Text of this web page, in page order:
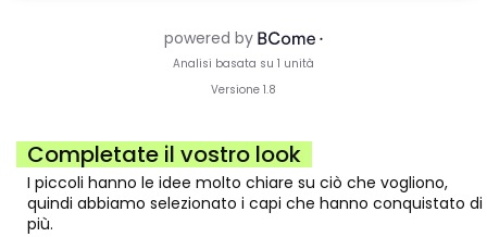
Completate il vostro look
I piccoli hanno le idee molto chiare su ciò che vogliono,
quindi abbiamo selezionato i capi che hanno conquistato di
più.